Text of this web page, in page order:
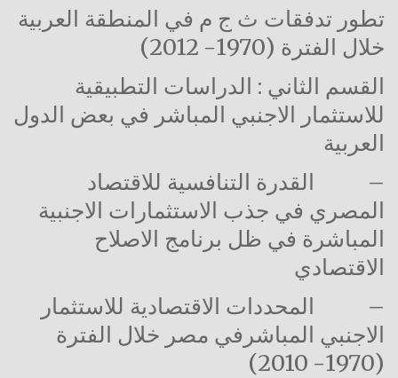
تطور تدفقات ث ج م في المنطقة العربية
خلال الفترة (1970- 2012)
القسم الثاني : الدراسات التطبيقية
للاستثمار الاجنبي المباشر في بعض الدول
العربية
–
القدرة التنافسية للاقتصاد
المصري في جذب الاستثمارات الاجنبية
المباشرة في ظل برنامج الاصلاح
الاقتصادي
–
المحددات الاقتصادية للاستثمار
الاجنبي المباشرفي مصر خلال الفترة
(1970- 2010)